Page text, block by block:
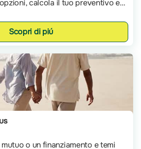
calcola il tuo preventivo e
Scopri di piú
o un finanziamento e temi